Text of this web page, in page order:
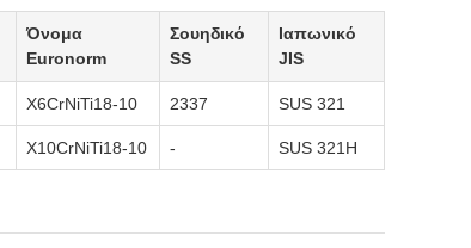
Όνομα
Euronorm
Σουηδικό
SS
Ιαπωνικό
JIS
X6CrNiTi18-10 2337 SUS 321
X10CrNiTi18-10 - SUS 321H